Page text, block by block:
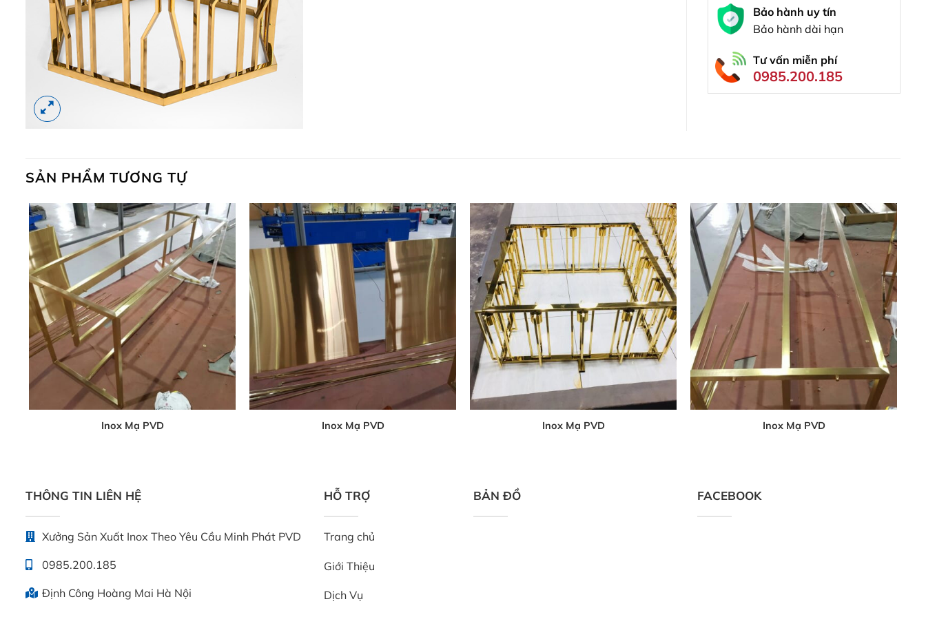
Bảo hành uy tín
Bảo hành dài hạn
Tư vấn miễn phí
0985.200.185
SẢN PHẨM TƯƠNG TỰ
Inox Mạ PVD Inox Mạ PVD Inox Mạ PVD Inox Mạ PVD
THÔNG TIN LIÊN HỆ
Xưởng Sản Xuất Inox Theo Yêu Cầu Minh Phát PVD
0985.200.185
Định Công Hoàng Mai Hà Nội
HỖ TRỢ
Trang chủ
Giới Thiệu
Dịch Vụ
BẢN ĐỒ FACEBOOK